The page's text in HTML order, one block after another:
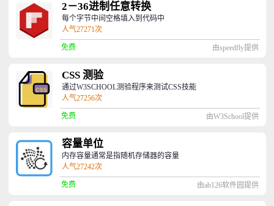
2－36进制任意转换
每个字节中间空格填入到代码中
人气27271次
免费 由speedfly提供
CSS 测验
通过W3SCHOOL测验程序来测试CSS技能
人气27256次
免费 由W3School提供
容量单位
内存容量通常是指随机存储器的容量
人气27242次
免费 由ab126软件园提供